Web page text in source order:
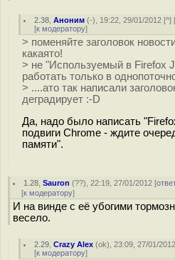
2.38 ,Аноним (-), 19:22, 29/01/2012 [^]
[к модератору]
> поменяйте заголовок
какаято!
> не "Используемый в Firefox
работать только в
> ....ато так написали
деградирует :-D
Да, надо было написать
подвиги Chrome - ждите
памяти".
1.28 ,Sauron (??), 22:19, 27/01/2012 [
[к модератору]
И на винде с её убогими
весело.
2.29 ,Crazy Alex (ok), 23:09, 27/01/
[к модератору]